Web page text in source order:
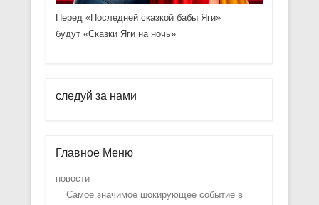
Перед «Последней сказкой бабы Яги»
будут «Сказки Яги на ночь»
следуй за нами
Главное Меню
новости
Самое значимое шокирующее событие в